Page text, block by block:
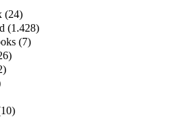
(24)
(1.428)
(7)